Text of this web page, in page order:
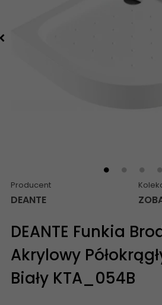
Producent
DEANTE
DEANTE Funkia
Akrylowy
Biały KTA_054B